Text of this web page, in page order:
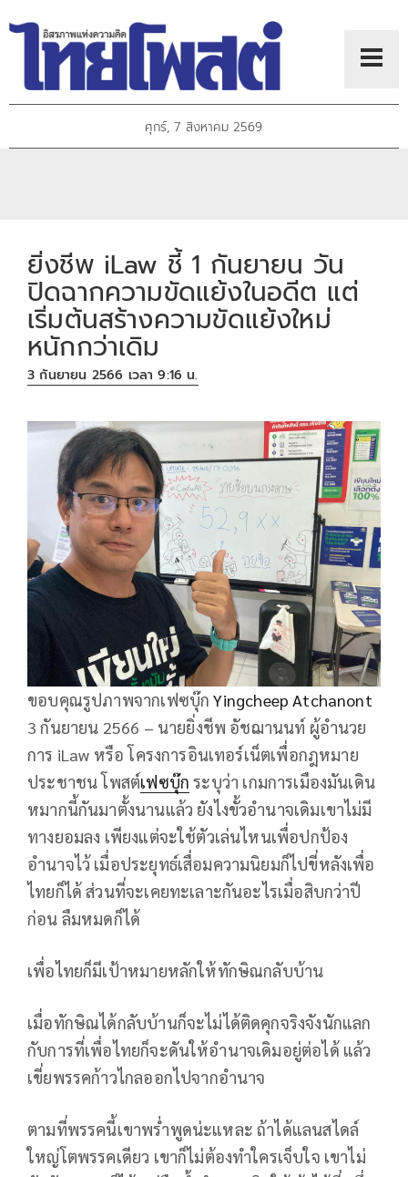
ศุกร์, 7 สิงหาคม 2569
ยิ่งชีพ iLaw ชี้ 1 กันยายน วัน
ปิดฉากความขัดแย้งในอดีต แต่
เริ่มต้นสร้างความขัดแย้งใหม่
หนักกว่าเดิม
3 กันยายน 2566 เวลา 9:16 น.
ขอบคุณรูปภาพจากเฟซบุ๊กYingcheep Atchanont
3 กันยายน 2566 – นายยิ่งชีพ อัชฌานนท์ ผู้อำนวย
การ iLaw หรือ โครงการอินเทอร์เน็ตเพื่อกฎหมาย
ประชาชน โพสต์เฟซบุ๊ก ระบุว่า เกมการเมืองมันเดิน
หมากนี้กันมาตั้งนานแล้ว ยังไงขั้วอำนาจเดิมเขาไม่มี
ทางยอมลง เพียงแต่จะใช้ตัวเล่นไหนเพื่อปกป้อง
อำนาจไว้ เมื่อประยุทธ์เสื่อมความนิยมก็ไปขี่หลังเพื่อ
ไทยก็ได้ ส่วนที่จะเคยทะเลาะกันอะไรเมื่อสิบกว่าปี
ก่อน ลืมหมดก็ได้
เพื่อไทยก็มีเป้าหมายหลักให้ทักษิณกลับบ้าน
เมื่อทักษิณได้กลับบ้านก็จะไม่ได้ติดคุกจริงจังนักแลก
กับการที่เพื่อไทยก็จะดันให้อำนาจเดิมอยู่ต่อได้ แล้ว
เขี่ยพรรคก้าวไกลออกไปจากอำนาจ
ตามที่พรรคนี้เขาพร่ำพูดน่ะแหละ ถ้าได้แลนสไดล์
ใหญ่โตพรรคเดียว เขาก็ไม่ต้องทำใครเจ็บใจ เขาไม่